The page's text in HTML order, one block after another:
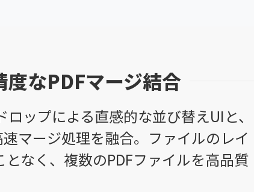
なPDFマージ結合
ップによる直感的な並び替えUIと、
マージ処理を融合。ファイルのレイ
なく、複数のPDFファイルを高品質